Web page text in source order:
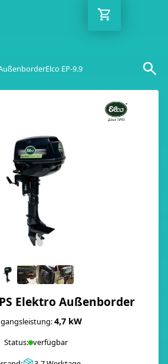
Elco EP-9.9
PS Elektro Außenborder
4,7 kW
Status: verfügbar